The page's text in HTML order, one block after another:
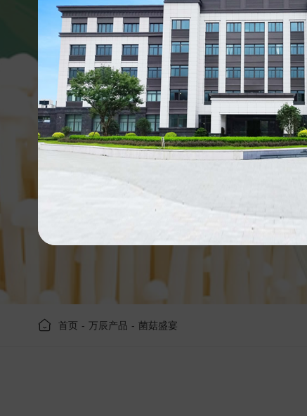
首页 - 万辰产品 - 菌菇盛宴